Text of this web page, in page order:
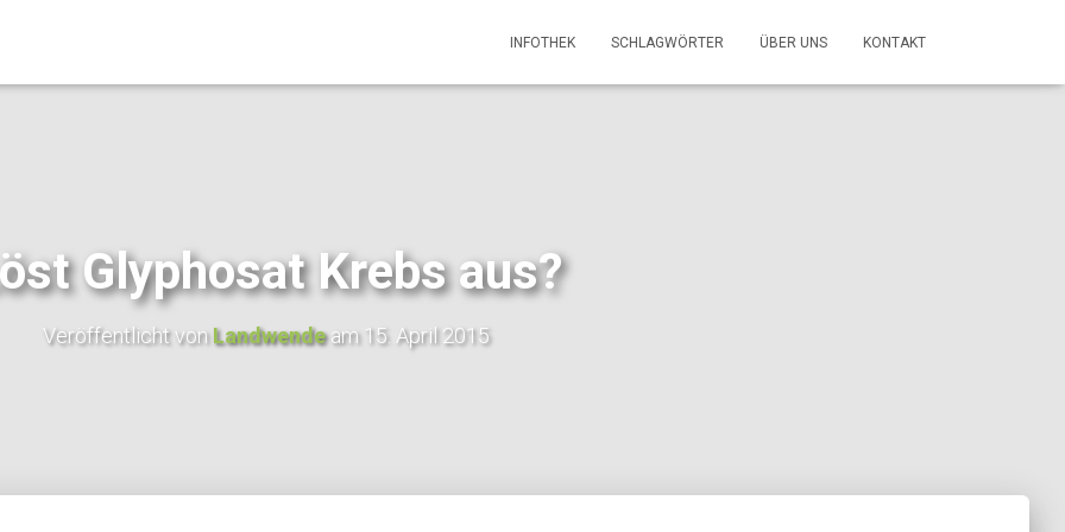
INFOTHEK SCHLAGWÖRTER ÜBER UNS KONTAKT
Glyphosat Krebs aus?
Veröffentlicht vonLandwendeam15. April 2015